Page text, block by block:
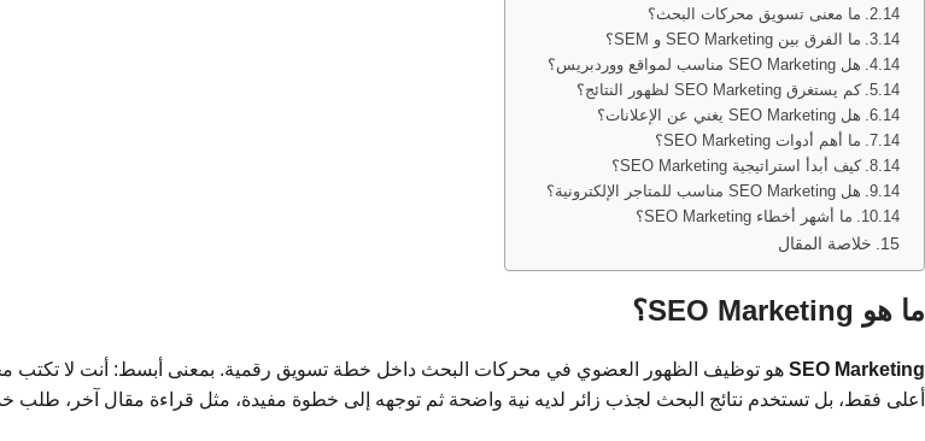
ما معنى تسويق محركات البحث؟
ما الفرق بين SEO Marketing و SEM؟
هل SEO Marketing مناسب لمواقع ووردبريس؟
كم يستغرق SEO Marketing لظهور النتائج؟
هل SEO Marketing يغني عن الإعلانات؟
ما أهم أدوات SEO Marketing؟
كيف أبدأ استراتيجية SEO Marketing؟
هل SEO Marketing مناسب للمتاجر الإلكترونية؟
ما أشهر أخطاء SEO Marketing؟
خلاصة المقال
ما هو SEO Marketing؟
SEO Marketing هو توظيف الظهور العضوي في محركات البحث داخل خطة تسويق رقمية. بمعنى أبسط: أنت لا تكتب
أعلى فقط، بل تستخدم نتائج البحث لجذب زائر لديه نية واضحة ثم توجهه إلى خطوة مفيدة، مثل قراءة مقال آخر، طلب